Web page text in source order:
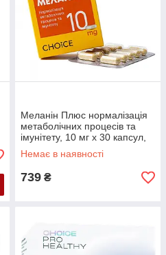
Меланін Плюс нормалізація
метаболічних процесів та
імунітету, 10 мг х 30 капсул,
Pro Healthy Choice, Чойс
Немає в наявності
739 ₴